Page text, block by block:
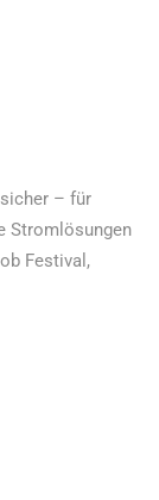
– für
Stromlösungen
Festival,